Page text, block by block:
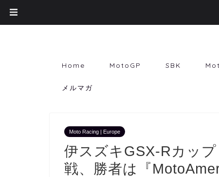
Home MotoGP SBK
メルマガ
Moto Racing | Europe
伊スズキGSX-Rカッ
戦、勝者は『